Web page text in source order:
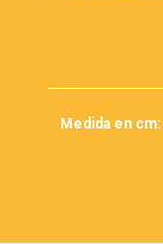
Medida en cm: